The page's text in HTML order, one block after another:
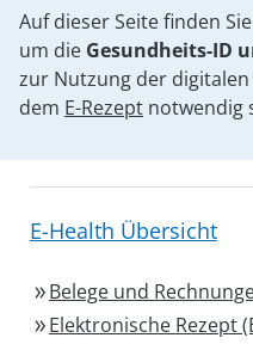
Auf dieser Seite finden
um die Gesundheits-ID
zur Nutzung der
dem E-Rezept notwendig
E-Health Übersicht
Belege und
Elektronische Rezept